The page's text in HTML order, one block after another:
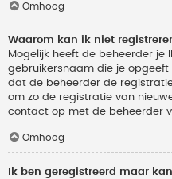
Omhoog
Waarom kan ik niet
Mogelijk heeft de beheerder je
gebruikersnaam die je opgeeft
dat de beheerder de
om zo de registratie van
contact op met de beheerder
Omhoog
Ik ben geregistreerd maar